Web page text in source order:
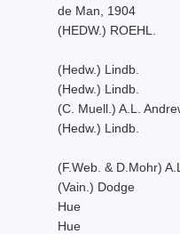
de Man, 1904
(HEDW.) ROEHL.
(Hedw.) Lindb.
(Hedw.) Lindb.
(C. Muell.) A.L.
(Hedw.) Lindb.
(F.Web. & D.Mohr)
(Vain.) Dodge
Hue
Hue